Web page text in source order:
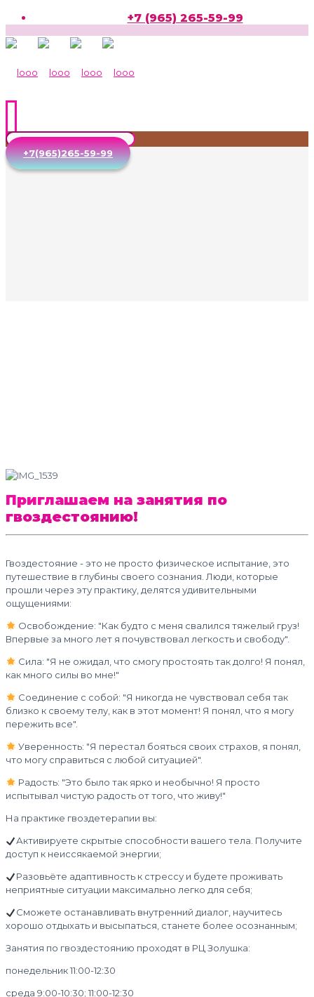
+7 (965) 265-59-99
+7(965)265-59-99
Приглашаем на занятия по
гвоздестоянию!
Гвоздестояние - это не просто физическое испытание, это
путешествие в глубины своего сознания. Люди, которые
прошли через эту практику, делятся удивительными
ощущениями:
Освобождение: "Как будто с меня свалился тяжелый груз!
Впервые за много лет я почувствовал легкость и свободу".
Сила: "Я не ожидал, что смогу простоять так долго! Я понял,
как много силы во мне!"
Соединение с собой: "Я никогда не чувствовал себя так
близко к своему телу, как в этот момент! Я понял, что я могу
пережить все".
Уверенность: "Я перестал бояться своих страхов, я понял,
что могу справиться с любой ситуацией".
Радость: "Это было так ярко и необычно! Я просто
испытывал чистую радость от того, что живу!"
На практике гвоздетерапии вы:
Активируете скрытые способности вашего тела. Получите
доступ к неиссякаемой энергии;
Разовьёте адаптивность к стрессу и будете проживать
неприятные ситуации максимально легко для себя;
Сможете останавливать внутренний диалог, научитесь
хорошо отдыхать и высыпаться, станете более осознанным;
Занятия по гвоздестоянию проходят в РЦ Золушка:
понедельник 11:00-12:30
среда 9:00-10:30; 11:00-12:30